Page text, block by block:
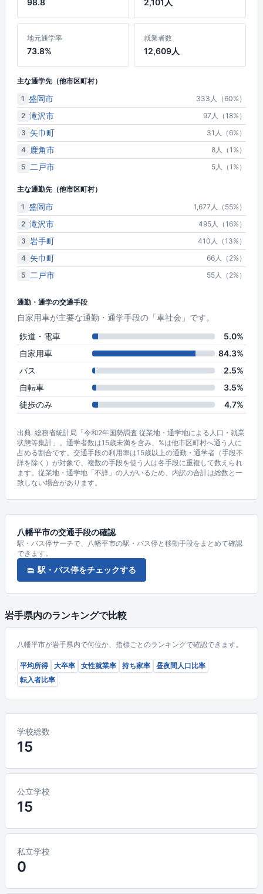
地元通学率
73.8%
就業者数
12,609人
主な通学先（他市区町村）
1 盛岡市
333人（60%）
2 滝沢市
97人（18%）
3 矢巾町
31人（6%）
4 鹿角市
8人（1%）
5
二戸市 5人（1%）
主な通勤先（他市区町村）
1 盛岡市
1,677人（55%）
2 滝沢市
495人（16%）
3 岩手町
410人（13%）
4 矢巾町
66人（2%）
5
二戸市 55人（2%）
通勤・通学の交通手段
自家用車が主要な通勤・通学手段の「車社会」です。
鉄道・電車
5.0%
自家用車
84.3%
バス
2.5%
自転車
3.5%
徒歩のみ
4.7%
出典: 総務省統計局「令和2年国勢調査 従業地・通学地による人口・就業
状態等集計」。通学者数は15歳未満を含み、%は他市区町村へ通う人に
占める割合です。交通手段の利用率は15歳以上の通勤・通学者（手段不
詳を除く）が対象で、複数の手段を使う人は各手段に重複して数えられ
ます。従業地・通学地「不詳」の人がいるため、内訳の合計は総数と一
致しない場合があります。
八幡平市の交通手段の確認
駅・バス停サーチで、八幡平市の駅・バス停と移動手段をまとめて確認
できます。
駅・バス停をチェックする
岩手県内のランキングで比較
八幡平市が岩手県内で何位か、指標ごとのランキングで確認できます。
平均所得 大卒率 女性就業率 持ち家率
昼夜間人口比率
転入者比率
学校総数
15
公立学校
15
私立学校
0